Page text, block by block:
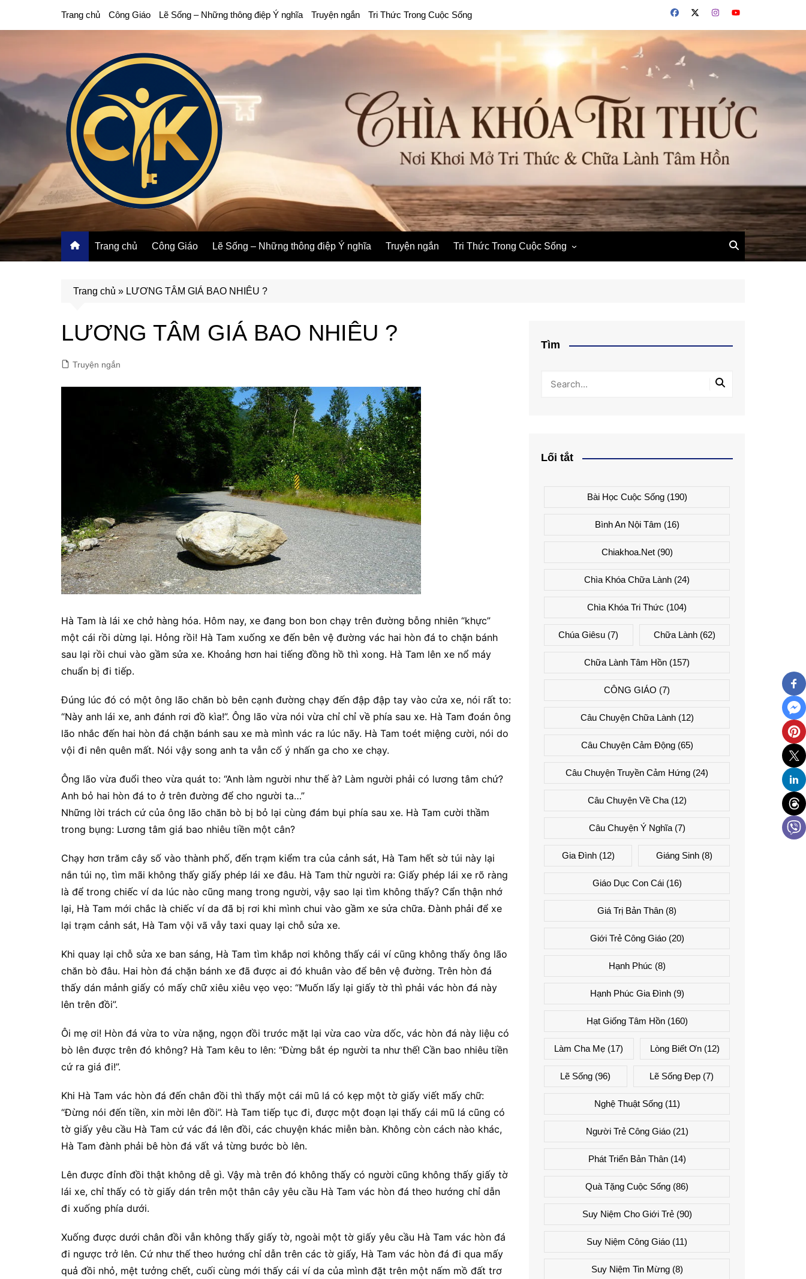
Trang chủ Công Giáo Lẽ Sống – Những thông điệp Ý nghĩa Truyện ngắn Tri Thức Trong Cuộc Sống
Trang chủ Công Giáo Lẽ Sống – Những thông điệp Ý nghĩa Truyện ngắn Tri Thức Trong Cuộc Sống
Trang chủ » LƯƠNG TÂM GIÁ BAO NHIÊU ?
LƯƠNG TÂM GIÁ BAO NHIÊU ?
Truyện ngắn
Hà Tam là lái xe chở hàng hóa. Hôm nay, xe đang bon bon chạy trên đường bỗng nhiên “khực”
một cái rồi dừng lại. Hỏng rồi! Hà Tam xuống xe đến bên vệ đường vác hai hòn đá to chặn bánh
sau lại rồi chui vào gầm sửa xe. Khoảng hơn hai tiếng đồng hồ thì xong. Hà Tam lên xe nổ máy
chuẩn bị đi tiếp.
Đúng lúc đó có một ông lão chăn bò bên cạnh đường chạy đến đập đập tay vào cửa xe, nói rất to:
“Này anh lái xe, anh đánh rơi đồ kìa!”. Ông lão vừa nói vừa chỉ chỉ về phía sau xe. Hà Tam đoán ông
lão nhắc đến hai hòn đá chặn bánh sau xe mà mình vác ra lúc nãy. Hà Tam toét miệng cười, nói do
vội đi nên quên mất. Nói vậy song anh ta vẫn cố ý nhấn ga cho xe chạy.
Ông lão vừa đuổi theo vừa quát to: “Anh làm người như thế à? Làm người phải có lương tâm chứ?
Anh bỏ hai hòn đá to ở trên đường để cho người ta…”
Những lời trách cứ của ông lão chăn bò bị bỏ lại cùng đám bụi phía sau xe. Hà Tam cười thầm
trong bụng: Lương tâm giá bao nhiêu tiền một cân?
Chạy hơn trăm cây số vào thành phố, đến trạm kiểm tra của cảnh sát, Hà Tam hết sờ túi này lại
nắn túi nọ, tìm mãi không thấy giấy phép lái xe đâu. Hà Tam thừ người ra: Giấy phép lái xe rõ ràng
là để trong chiếc ví da lúc nào cũng mang trong người, vậy sao lại tìm không thấy? Cẩn thận nhớ
lại, Hà Tam mới chắc là chiếc ví da đã bị rơi khi mình chui vào gầm xe sửa chữa. Đành phải để xe
lại trạm cảnh sát, Hà Tam vội vã vẫy taxi quay lại chỗ sửa xe.
Khi quay lại chỗ sửa xe ban sáng, Hà Tam tìm khắp nơi không thấy cái ví cũng không thấy ông lão
chăn bò đâu. Hai hòn đá chặn bánh xe đã được ai đó khuân vào để bên vệ đường. Trên hòn đá
thấy dán mảnh giấy có mấy chữ xiêu xiêu vẹo vẹo: “Muốn lấy lại giấy tờ thì phải vác hòn đá này
lên trên đồi”.
Ôi mẹ ơi! Hòn đá vừa to vừa nặng, ngọn đồi trước mặt lại vừa cao vừa dốc, vác hòn đá này liệu có
bò lên được trên đó không? Hà Tam kêu to lên: “Đừng bắt ép người ta như thế! Cần bao nhiêu tiền
cứ ra giá đi!”.
Khi Hà Tam vác hòn đá đến chân đồi thì thấy một cái mũ lá có kẹp một tờ giấy viết mấy chữ:
“Đừng nói đến tiền, xin mời lên đồi”. Hà Tam tiếp tục đi, được một đoạn lại thấy cái mũ lá cũng có
tờ giấy yêu cầu Hà Tam cứ vác đá lên đồi, các chuyện khác miễn bàn. Không còn cách nào khác,
Hà Tam đành phải bê hòn đá vất vả từng bước bò lên.
Lên được đỉnh đồi thật không dễ gì. Vậy mà trên đó không thấy có người cũng không thấy giấy tờ
lái xe, chỉ thấy có tờ giấy dán trên một thân cây yêu cầu Hà Tam vác hòn đá theo hướng chỉ dẫn
đi xuống phía dưới.
Xuống được dưới chân đồi vẫn không thấy giấy tờ, ngoài một tờ giấy yêu cầu Hà Tam vác hòn đá
đi ngược trở lên. Cứ như thế theo hướng chỉ dẫn trên các tờ giấy, Hà Tam vác hòn đá đi qua mấy
quả đồi nhỏ, mệt tưởng chết, cuối cùng mới thấy cái ví da của mình đặt trên một nấm mồ đất trơ
Tìm
Lối tắt
Bài Học Cuộc Sống(190)
Bình An Nội Tâm (16)
Chiakhoa.net(90)
Chìa Khóa Chữa Lành (24)
Chìa Khóa Tri Thức (104)
Chúa Giêsu (7) Chữa Lành(62)
Chữa Lành Tâm Hồn (157)
CÔNG GIÁO (7)
Câu Chuyện Chữa Lành(12)
Câu Chuyện Cảm Động(65)
Câu Chuyện Truyền Cảm Hứng (24)
Câu Chuyện Về Cha(12)
Câu Chuyện Ý Nghĩa(7)
Gia Đình(12) Giáng Sinh(8)
Giáo Dục Con Cái(16)
Giá Trị Bản Thân (8)
Giới Trẻ Công Giáo(20)
Hạnh Phúc (8)
Hạnh Phúc Gia Đình(9)
Hạt Giống Tâm Hồn(160)
Làm Cha Mẹ (17) Lòng Biết Ơn(12)
Lẽ Sống (96) Lẽ Sống Đẹp(7)
Nghệ Thuật Sống(11)
Người Trẻ Công Giáo(21)
Phát Triển Bản Thân(14)
Quà Tặng Cuộc Sống (86)
Suy Niệm Cho Giới Trẻ(90)
Suy Niệm Công Giáo (11)
Suy Niệm Tin Mừng(8)